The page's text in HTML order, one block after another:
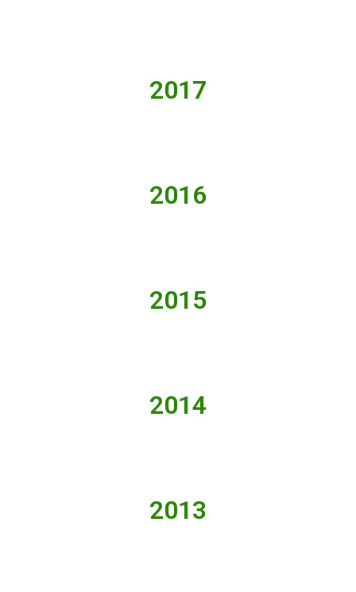
2017
2016
2015
2014
2013